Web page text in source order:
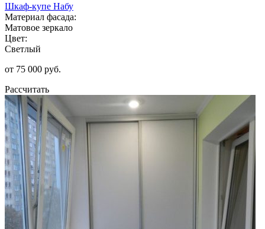
Шкаф-купе Набу
Материал фасада:
Матовое зеркало
Цвет:
Светлый
от 75 000 руб.
Рассчитать